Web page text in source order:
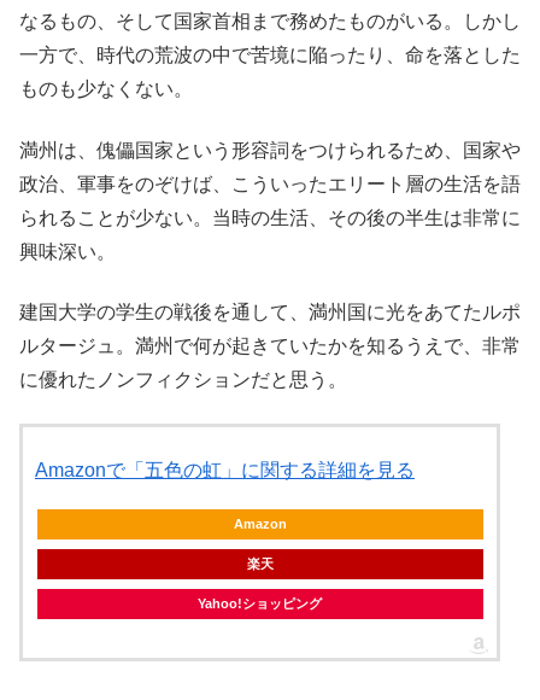
なるもの、そして国家首相まで務めたものがいる。しかし
一方で、時代の荒波の中で苦境に陥ったり、命を落とした
ものも少なくない。
満州は、傀儡国家という形容詞をつけられるため、国家や
政治、軍事をのぞけば、こういったエリート層の生活を語
られることが少ない。当時の生活、その後の半生は非常に
興味深い。
建国大学の学生の戦後を通して、満州国に光をあてたルポ
ルタージュ。満州で何が起きていたかを知るうえで、非常
に優れたノンフィクションだと思う。
Amazonで「五色の虹」に関する詳細を見る
Amazon
楽天
Yahoo!ショッピング